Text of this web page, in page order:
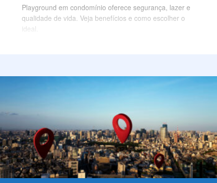
Playground em condomínio oferece segurança, lazer e
qualidade de vida. Veja benefícios e como escolher o
ideal.